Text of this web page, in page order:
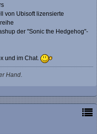
von Ubisoft lizensierte
der "Sonic the Hedgehog"-
und im Chat.
Hand